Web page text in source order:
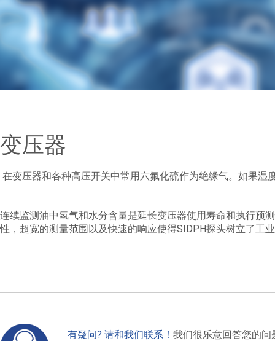
变压器
在变压器和各种高压开关中常用六氟化硫作为绝缘气。如果
连续监测油中氢气和水分含量是延长变压器使用寿命和执行预
性，超宽的测量范围以及快速的响应使得SIDPH探头树立了工
有疑问? 请和我们联系！ 我们很乐意回答您的